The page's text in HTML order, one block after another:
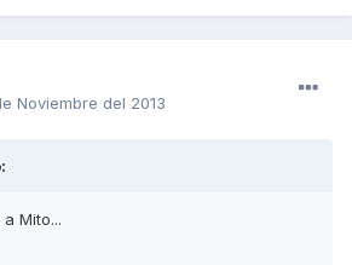
Noviembre del 2013
Mito...